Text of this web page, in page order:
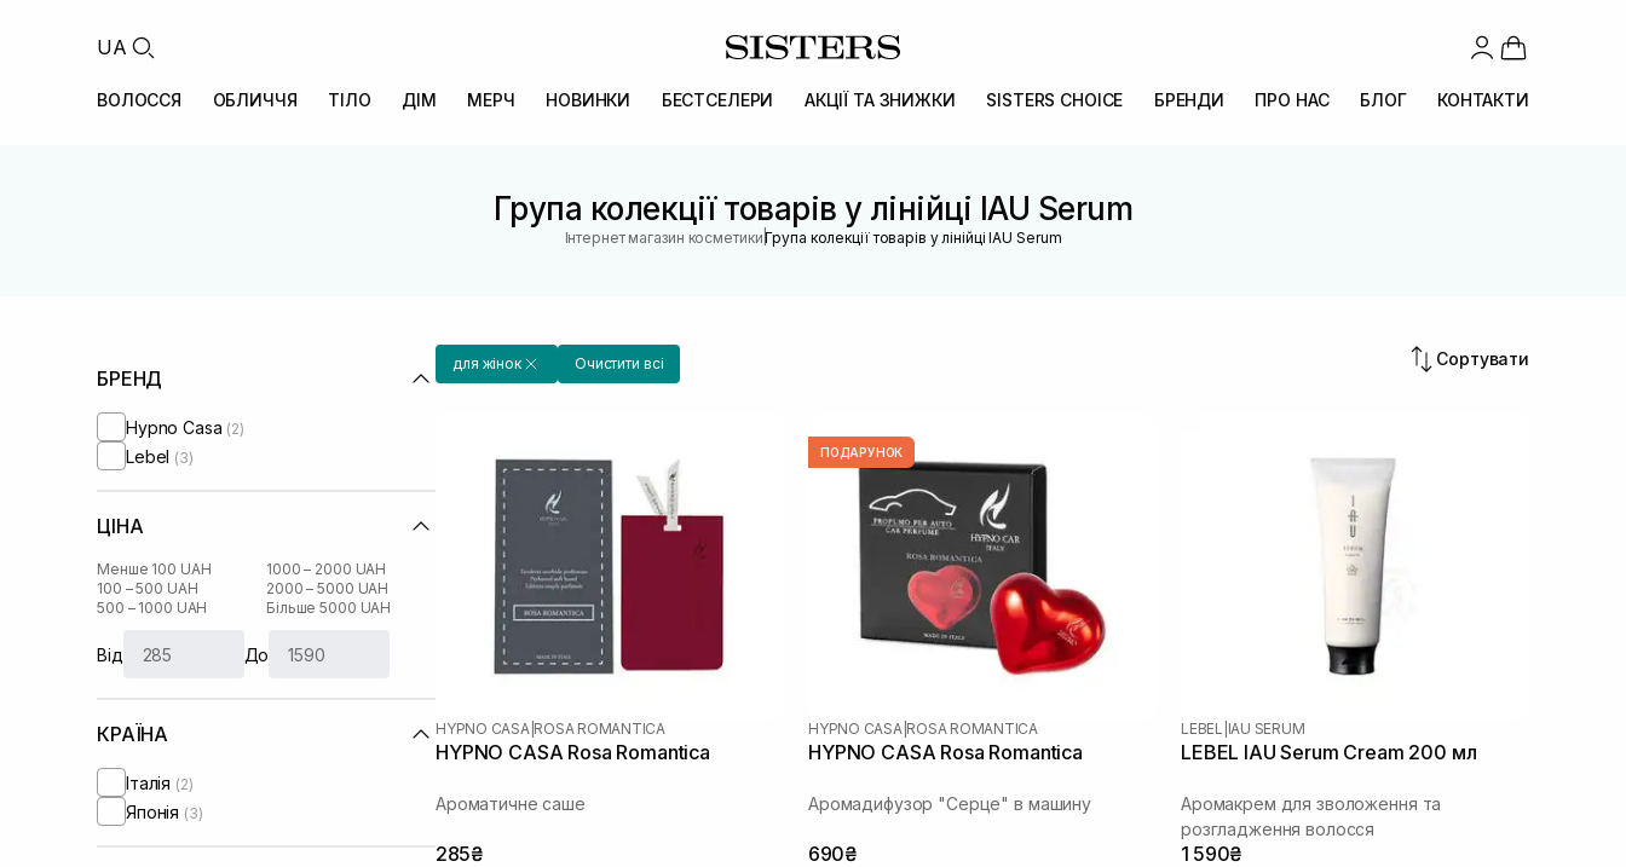
UA
ВОЛОССЯ ОБЛИЧЧЯ ТІЛО ДІМ МЕРЧ НОВИНКИ БЕСТСЕЛЕРИ АКЦІЇ ТА ЗНИЖКИ SISTERS CHOICE БРЕНДИ ПРО НАС БЛОГ КОНТАКТИ
Група колекції товарів у лінійці IAU Serum
Інтернет магазин косметики |Група колекції товарів у лінійці IAU Serum
БРЕНД
Hypno Casa (2)
Lebel (3)
ЦІНА
Менше 100 UAH
100 – 500 UAH
500 – 1000 UAH
1000 – 2000 UAH
2000 – 5000 UAH
Більше 5000 UAH
Від До
КРАЇНА
Італія (2)
Японія (3)
для жінок Очистити всі Сортувати
HYPNO CASA ROSA ROMANTICA
HYPNO CASA Rosa Romantica
Ароматичне саше
285₴
ПОДАРУНОК
HYPNO CASA ROSA ROMANTICA
HYPNO CASA Rosa Romantica
Аромадифузор "Серце" в машину
690₴
LEBEL IAU SERUM
LEBEL IAU Serum Cream 200 мл
Аромакрем для зволоження та
розгладження волосся
1 590₴